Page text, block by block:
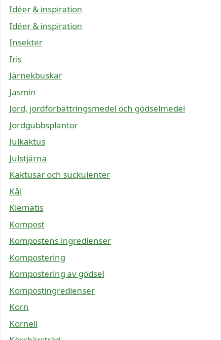
Idéer & inspiration
Idéer & inspiration
Insekter
Iris
Järnekbuskar
Jasmin
Jord, jordförbättringsmedel och gödselmedel
Jordgubbsplantor
Julkaktus
Julstjärna
Kaktusar och suckulenter
Kål
Klematis
Kompost
Kompostens ingredienser
Kompostering
Kompostering av gödsel
Kompostingredienser
Korn
Kornell